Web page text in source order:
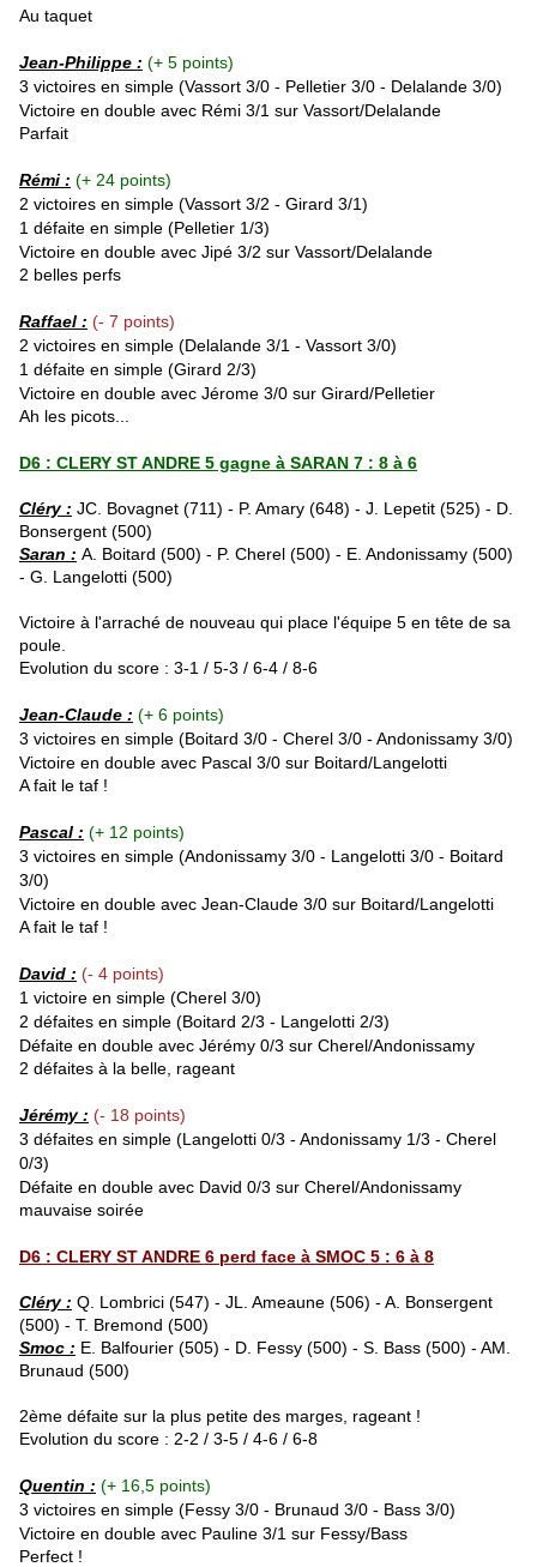
Au taquet
Jean-Philippe : (+ 5 points)
3 victoires en simple (Vassort 3/0 - Pelletier 3/0 - Delalande 3/0)
Victoire en double avec Rémi 3/1 sur Vassort/Delalande
Parfait
Rémi : (+ 24 points)
2 victoires en simple (Vassort 3/2 - Girard 3/1)
1 défaite en simple (Pelletier 1/3)
Victoire en double avec Jipé 3/2 sur Vassort/Delalande
2 belles perfs
Raffael : (- 7 points)
2 victoires en simple (Delalande 3/1 - Vassort 3/0)
1 défaite en simple (Girard 2/3)
Victoire en double avec Jérome 3/0 sur Girard/Pelletier
Ah les picots...
D6 : CLERY ST ANDRE 5 gagne à SARAN 7 : 8 à 6
Cléry : JC. Bovagnet (711) - P. Amary (648) - J. Lepetit (525) - D.
Bonsergent (500)
Saran : A. Boitard (500) - P. Cherel (500) - E. Andonissamy (500)
- G. Langelotti (500)
Victoire à l'arraché de nouveau qui place l'équipe 5 en tête de sa
poule.
Evolution du score : 3-1 / 5-3 / 6-4 / 8-6
Jean-Claude : (+ 6 points)
3 victoires en simple (Boitard 3/0 - Cherel 3/0 - Andonissamy 3/0)
Victoire en double avec Pascal 3/0 sur Boitard/Langelotti
A fait le taf !
Pascal : (+ 12 points)
3 victoires en simple (Andonissamy 3/0 - Langelotti 3/0 - Boitard
3/0)
Victoire en double avec Jean-Claude 3/0 sur Boitard/Langelotti
A fait le taf !
David : (- 4 points)
1 victoire en simple (Cherel 3/0)
2 défaites en simple (Boitard 2/3 - Langelotti 2/3)
Défaite en double avec Jérémy 0/3 sur Cherel/Andonissamy
2 défaites à la belle, rageant
Jérémy : (- 18 points)
3 défaites en simple (Langelotti 0/3 - Andonissamy 1/3 - Cherel
0/3)
Défaite en double avec David 0/3 sur Cherel/Andonissamy
mauvaise soirée
D6 : CLERY ST ANDRE 6 perd face à SMOC 5 : 6 à 8
Cléry : Q. Lombrici (547) - JL. Ameaune (506) - A. Bonsergent
(500) - T. Bremond (500)
Smoc : E. Balfourier (505) - D. Fessy (500) - S. Bass (500) - AM.
Brunaud (500)
2ème défaite sur la plus petite des marges, rageant !
Evolution du score : 2-2 / 3-5 / 4-6 / 6-8
Quentin : (+ 16,5 points)
3 victoires en simple (Fessy 3/0 - Brunaud 3/0 - Bass 3/0)
Victoire en double avec Pauline 3/1 sur Fessy/Bass
Perfect !